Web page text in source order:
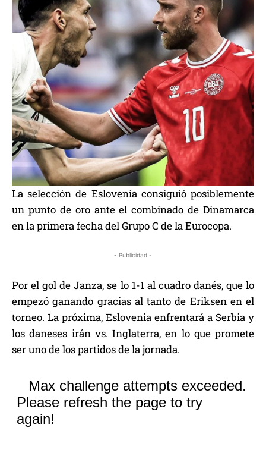
La selección de Eslovenia consiguió posiblemente
un punto de oro ante el combinado de Dinamarca
en la primera fecha del Grupo C de la Eurocopa.
- Publicidad -
Por el gol de Janza, se lo 1-1 al cuadro danés, que lo
empezó ganando gracias al tanto de Eriksen en el
torneo. La próxima, Eslovenia enfrentará a Serbia y
los daneses irán vs. Inglaterra, en lo que promete
ser uno de los partidos de la jornada.